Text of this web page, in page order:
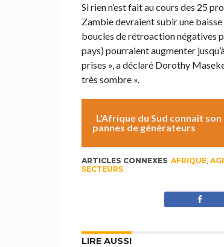
Si rien n’est fait au cours des 25
Zambie devraient subir une
boucles de rétroaction négatives
pays) pourraient augmenter
prises », a déclaré Dorothy
très sombre ».
L'Afrique du Sud connaît
pannes de générateurs
ARTICLES CONNEXES AFRIQUE,
SECTEURS
LIRE AUSSI